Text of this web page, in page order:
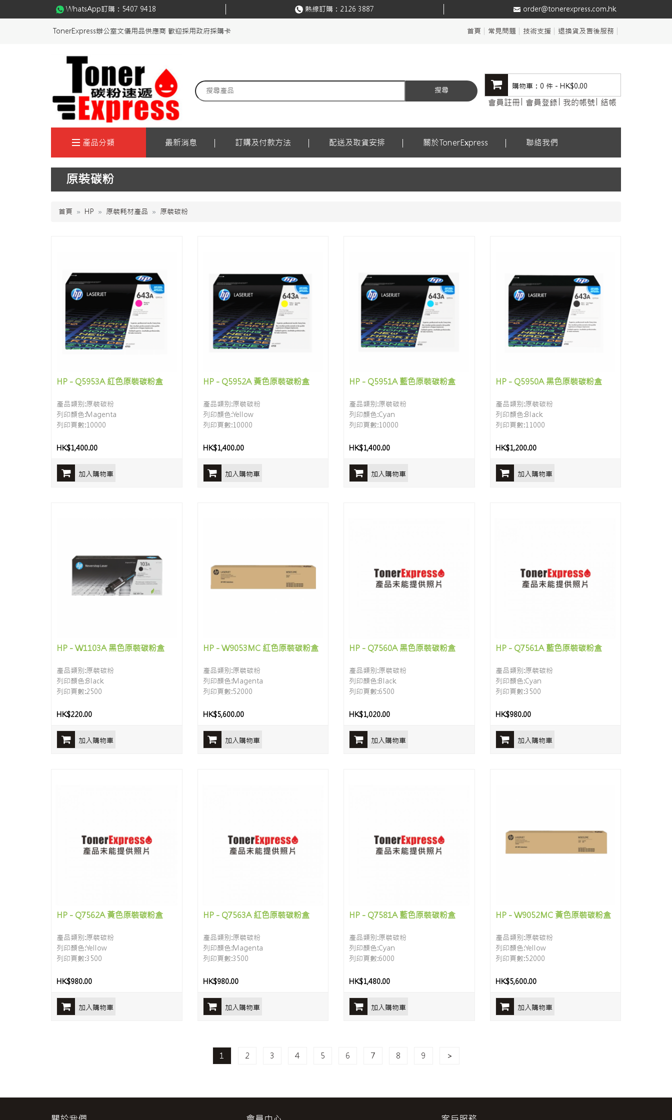
WhatsApp訂購： 5407 9418 熱線訂購： 2126 3887 order@tonerexpress.com.hk
TonerExpress辦公室文儀用品供應商 歡迎採用政府採購卡 首頁 常見問題 技術支援 退換貨及售後服務
搜尋 購物車：0 件 - HK$0.00
會員註冊 會員登錄 我的帳號 結帳
產品分類 最新消息 訂購及付款方法 配送及取貨安排 關於TonerExpress 聯絡我們
原裝碳粉
首頁 HP 原裝耗材產品 原裝碳粉
HP - Q5953A 紅色原裝碳粉盒
產品類别:原裝碳粉
列印顏色:Magenta
列印頁數:10000
HK$1,400.00
加入購物車
HP - Q5952A 黃色原裝碳粉盒
產品類别:原裝碳粉
列印顏色:Yellow
列印頁數:10000
HK$1,400.00
加入購物車
HP - Q5951A 藍色原裝碳粉盒
產品類别:原裝碳粉
列印顏色:Cyan
列印頁數:10000
HK$1,400.00
加入購物車
HP - Q5950A 黑色原裝碳粉盒
產品類别:原裝碳粉
列印顏色:Black
列印頁數:11000
HK$1,200.00
加入購物車
HP - W1103A 黑色原裝碳粉盒
產品類别:原裝碳粉
列印顏色:Black
列印頁數:2500
HK$220.00
加入購物車
HP - W9053MC 紅色原裝碳粉盒
產品類别:原裝碳粉
列印顏色:Magenta
列印頁數:52000
HK$5,600.00
加入購物車
HP - Q7560A 黑色原裝碳粉盒
產品類别:原裝碳粉
列印顏色:Black
列印頁數:6500
HK$1,020.00
加入購物車
HP - Q7561A 藍色原裝碳粉盒
產品類别:原裝碳粉
列印顏色:Cyan
列印頁數:3500
HK$980.00
加入購物車
HP - Q7562A 黃色原裝碳粉盒
產品類别:原裝碳粉
列印顏色:Yellow
列印頁數:3500
HK$980.00
加入購物車
HP - Q7563A 紅色原裝碳粉盒
產品類别:原裝碳粉
列印顏色:Magenta
列印頁數:3500
HK$980.00
加入購物車
HP - Q7581A 藍色原裝碳粉盒
產品類别:原裝碳粉
列印顏色:Cyan
列印頁數:6000
HK$1,480.00
加入購物車
HP - W9052MC 黃色原裝碳粉盒
產品類别:原裝碳粉
列印顏色:Yellow
列印頁數:52000
HK$5,600.00
加入購物車
1 2 3 4 5 6 7 8 9 >